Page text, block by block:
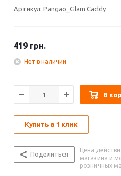
Артикул: Pangao_Glam Caddy
419 грн.
Нет в наличии
В
Купить в 1 клик
Поделиться
Цена
магазина и
розничных